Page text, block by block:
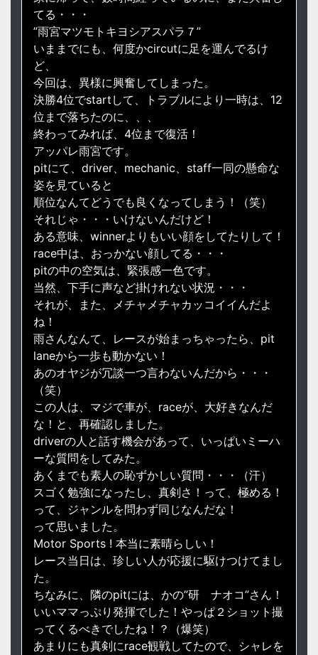
てる・・・
”雨宮マツモトキヨシアスパラ７”
いままでにも、何度かcircutに足を運んでるけ
ど、
今回は、異様に興奮してしまった。
決勝4位でstartして、トラブルにより一時は、12
位まで落ちたのに、、、
終わってみれば、4位まで復活！
アッパレ雨宮です。
pitにて、driver、mechanic、staff一同の懸命な
姿を見ていると
順位なんてどうでも良くなってしまう！（笑）
それじゃ・・・いけないんだけど！
ある意味、winnerよりもいい顔をしてたりして！
race中は、おっかない顔してる・・・
pitの中の空気は、緊張感一色です。
当然、下手に声など掛けれない状況・・・
それが、また、メチャメチャカッコイイんだよ
ね！
雨さんなんて、レースが始まっちゃったら、pit
laneから一歩も動かない！
あのオヤジが冗談一つ言わないんだから・・・
（笑）
この人は、マジで車が、raceが、大好きなんだ
な！と、再確認しました。
driverの人と話す機会があって、いっぱいミーハ
ーな質問をしてみた。
あくまでも素人の恥ずかしい質問・・・（汗）
スゴく勉強になったし、真剣さ！って、極める！
って、ジャンルを問わず同じなんだな！
って思いました。
Motor Sports ! 本当に素晴らしい！
レース当日は、珍しい人が応援に駆けつけてまし
た。
ちなみに、隣のpitには、かの”研 ナオコ”さん！
いいママっぷり発揮でした！やっぱ２ショット撮
ってくるべきでしたね！？（爆笑）
あまりにも真剣にrace観戦してたので、シャレを